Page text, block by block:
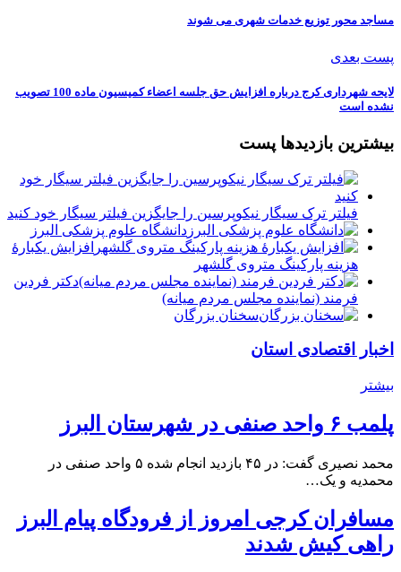
️مساجد محور توزیع خدمات شهری می شوند
پست بعدی
لایحه شهرداری کرج درباره افزایش حق جلسه اعضاء کمیسیون ماده 100 تصویب
نشده است
بیشترین بازدیدها پست
فیلتر ترک سیگار نیکوپرسین را جایگزین فیلتر سیگار خود کنید
دانشگاه علوم پزشکی البرز
افزایش یکبارۀ
هزینه پارکینگ متروی گلشهر
دكتر فردين
فرمند (نماينده مجلس مردم میانه)
سخنان بزرگان
اخبار اقتصادی استان
بیشتر
پلمب ۶ واحد صنفی در شهرستان البرز
محمد نصیری گفت: در ۴۵ بازدید انجام شده ۵ واحد صنفی در
محمدیه و یک…
مسافران کرجی امروز از فرودگاه پیام البرز
راهی کیش شدند